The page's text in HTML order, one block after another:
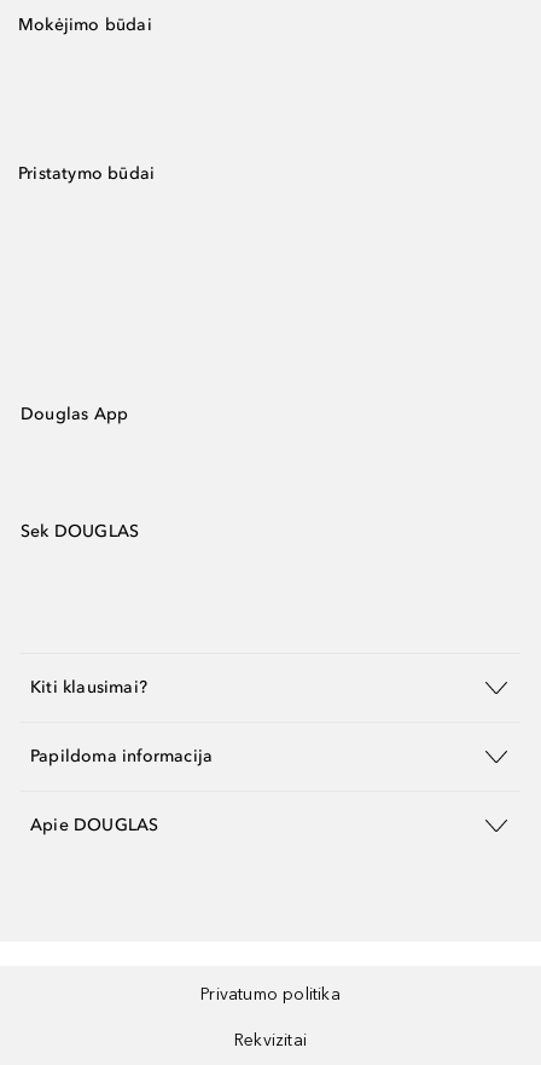
Mokėjimo būdai
Pristatymo būdai
Douglas App
Sek DOUGLAS
Kiti klausimai?
Papildoma informacija
Apie DOUGLAS
Privatumo politika
Rekvizitai